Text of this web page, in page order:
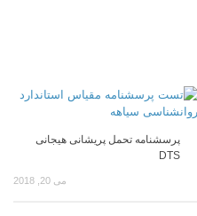
پرسشنامه تحمل پریشانی هیجانی
DTS
می 20, 2018